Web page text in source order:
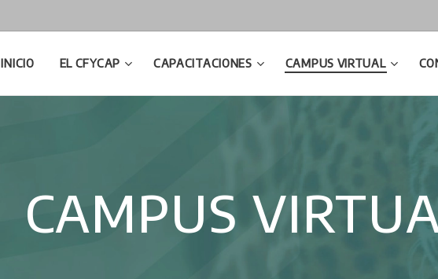
INICIO EL CFYCAP CAPACITACIONES CAMPUS VIRTUAL
CAMPUS